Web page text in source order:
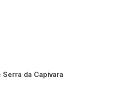
da Capivara